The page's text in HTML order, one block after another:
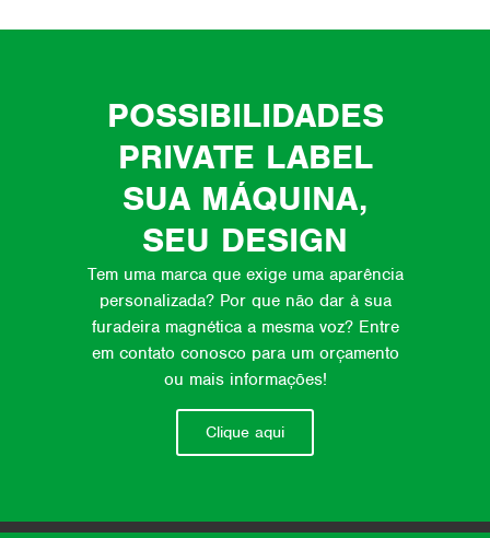
POSSIBILIDADES
PRIVATE LABEL
SUA MÁQUINA,
SEU DESIGN
Tem uma marca que exige uma aparência
personalizada? Por que não dar à sua
furadeira magnética a mesma voz? Entre
em contato conosco para um orçamento
ou mais informações!
Clique aqui